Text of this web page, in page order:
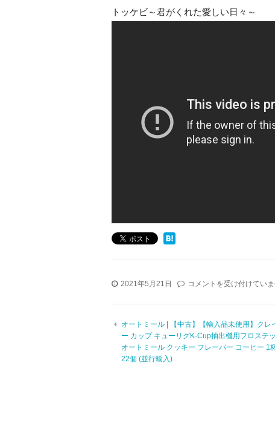
トッケビ～君がくれた愛しい日々～
2021年5月21日
水
1
ッ
ト
ル
コメントを受け付けてい
オートミール | 【中古】【輸入品未使用】クレ
ー カップ キューリグK-Cup抽出機用フロステ
オートミール クッキー フレーバー コーヒー 1
22個 (並行輸入)